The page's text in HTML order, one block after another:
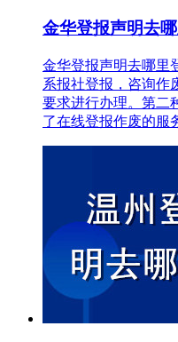
金华登报声明去
金华登报声明去哪里
系报社登报，咨询作
要求进行办理。第二
了在线登报作废的服